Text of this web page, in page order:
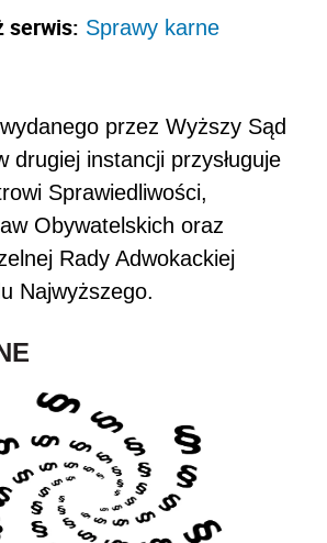
serwis: Sprawy karne
przez Wyższy Sąd
drugiej instancji przysługuje
Sprawiedliwości,
Obywatelskich oraz
Rady Adwokackiej
Najwyższego.